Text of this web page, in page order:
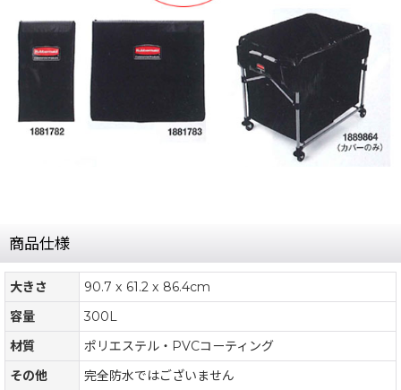
商品仕様
大きさ
90.7 x 61.2 x 86.4cm
容量
300L
材質
ポリエステル・PVCコーティング
その他
完全防水ではございません